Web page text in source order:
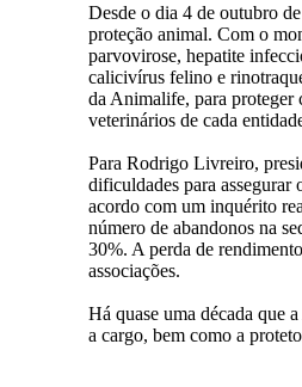
Desde o dia 4 de outubro
proteção animal. Com o
parvovirose, hepatite
calicivírus felino e
da Animalife, para proteger
veterinários de cada
Para Rodrigo Livreiro,
dificuldades para assegurar
acordo com um inquérito
número de abandonos na
30%. A perda de
associações.
Há quase uma década que
a cargo, bem como a